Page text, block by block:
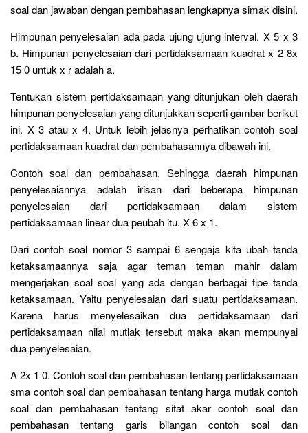
soal dan jawaban dengan pembahasan lengkapnya simak disini.
Himpunan penyelesaian ada pada ujung ujung interval. X 5 x 3
b. Himpunan penyelesaian dari pertidaksamaan kuadrat x 2 8x
15 0 untuk x r adalah a.
Tentukan sistem pertidaksamaan yang ditunjukan oleh daerah
himpunan penyelesaian yang ditunjukkan seperti gambar berikut
ini. X 3 atau x 4. Untuk lebih jelasnya perhatikan contoh soal
pertidaksamaan kuadrat dan pembahasannya dibawah ini.
Contoh soal dan pembahasan. Sehingga daerah himpunan
penyelesaiannya adalah irisan dari beberapa himpunan
penyelesaian dari pertidaksamaan dalam sistem
pertidaksamaan linear dua peubah itu. X 6 x 1.
Dari contoh soal nomor 3 sampai 6 sengaja kita ubah tanda
ketaksamaannya saja agar teman teman mahir dalam
mengerjakan soal soal yang ada dengan berbagai tipe tanda
ketaksamaan. Yaitu penyelesaian dari suatu pertidaksamaan.
Karena harus menyelesaikan dua pertidaksamaan dari
pertidaksamaan nilai mutlak tersebut maka akan mempunyai
dua penyelesaian.
A 2x 1 0. Contoh soal dan pembahasan tentang pertidaksamaan
sma contoh soal dan pembahasan tentang harga mutlak contoh
soal dan pembahasan tentang sifat akar contoh soal dan
pembahasan tentang garis bilangan contoh soal dan